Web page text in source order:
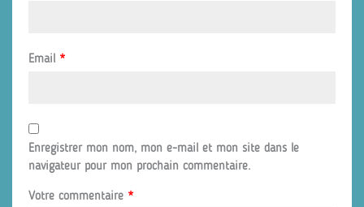
Email *
Enregistrer mon nom, mon e-mail et mon site dans le
navigateur pour mon prochain commentaire.
Votre commentaire *